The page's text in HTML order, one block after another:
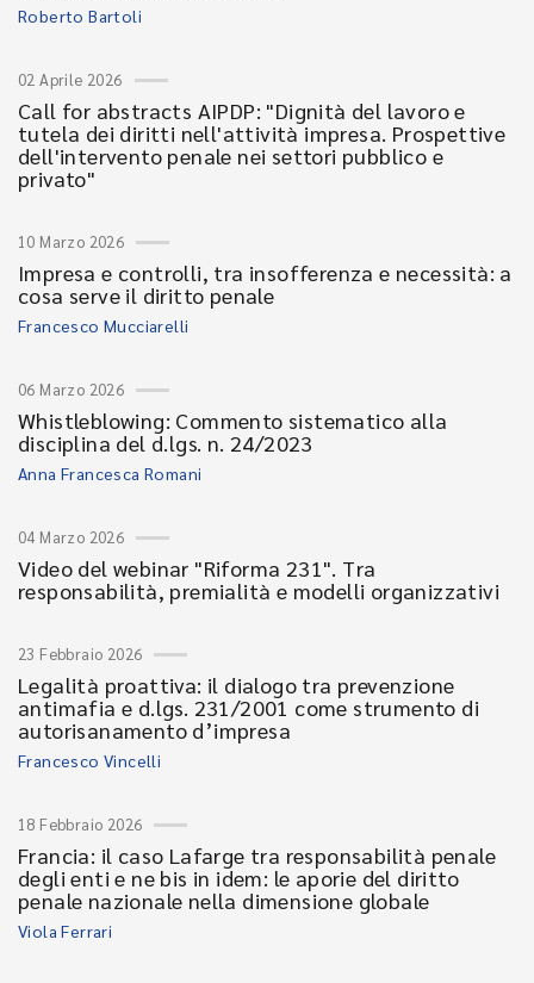
Roberto Bartoli
02 Aprile 2026
Call for abstracts AIPDP: "Dignità del lavoro e
tutela dei diritti nell'attività impresa. Prospettive
dell'intervento penale nei settori pubblico e
privato"
10 Marzo 2026
Impresa e controlli, tra insofferenza e necessità: a
cosa serve il diritto penale
Francesco Mucciarelli
06 Marzo 2026
Whistleblowing: Commento sistematico alla
disciplina del d.lgs. n. 24/2023
Anna Francesca Romani
04 Marzo 2026
Video del webinar "Riforma 231". Tra
responsabilità, premialità e modelli organizzativi
23 Febbraio 2026
Legalità proattiva: il dialogo tra prevenzione
antimafia e d.lgs. 231/2001 come strumento di
autorisanamento d’impresa
Francesco Vincelli
18 Febbraio 2026
Francia: il caso Lafarge tra responsabilità penale
degli enti e ne bis in idem: le aporie del diritto
penale nazionale nella dimensione globale
Viola Ferrari